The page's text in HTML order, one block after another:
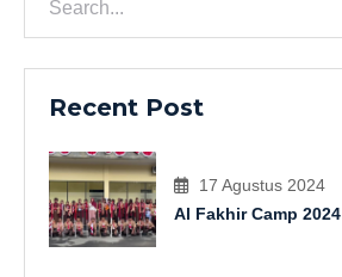
Recent Post
17 Agustus 2024
Al Fakhir Camp 2024